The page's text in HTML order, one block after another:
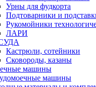
Урны для фудкорта
Подтоварники и
Рукомойники
ЛАРИ
Кастрюли, сотейники
Сковороды, казаны
машины
машины